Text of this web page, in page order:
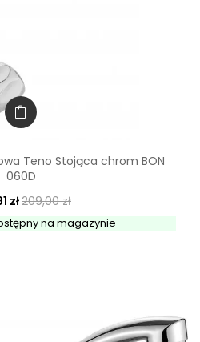
Teno Stojąca chrom BON
060D
zł209,00 zł
na magazynie